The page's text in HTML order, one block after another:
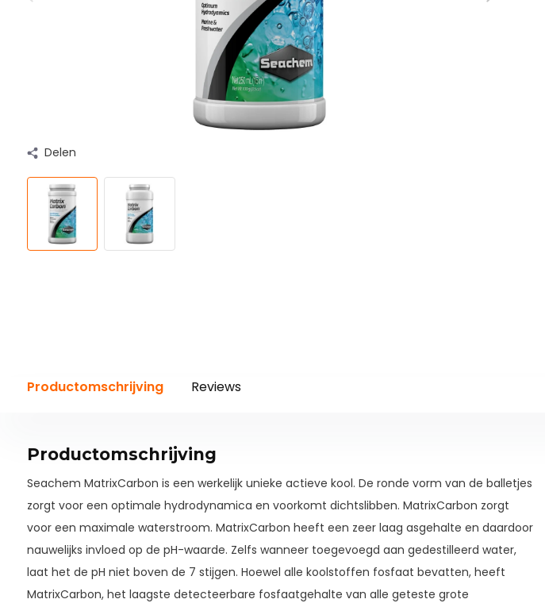
Delen
Productomschrijving Reviews
Productomschrijving
Seachem MatrixCarbon is een werkelijk unieke actieve kool. De ronde vorm van de balletjes
zorgt voor een optimale hydrodynamica en voorkomt dichtslibben. MatrixCarbon zorgt
voor een maximale waterstroom. MatrixCarbon heeft een zeer laag asgehalte en daardoor
nauwelijks invloed op de pH-waarde. Zelfs wanneer toegevoegd aan gedestilleerd water,
laat het de pH niet boven de 7 stijgen. Hoewel alle koolstoffen fosfaat bevatten, heeft
MatrixCarbon, het laagste detecteerbare fosfaatgehalte van alle geteste grote